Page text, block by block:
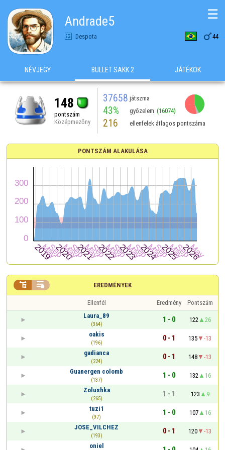
Andrade5
Despota 44
☰
NÉVJEGY BULLET SAKK 2 JÁTÉKOK
148
pontszám
Középmezőny
37658 játszma
43% győzelem (16074)
216 ellenfelek átlagos pontszáma
PONTSZÁM ALAKULÁSA
EREDMÉNYEK
 
Ellenfél Eredmény
Pontszám
Laura_89
(364)
1 - 0 122
26
oakis
(196)
0 - 1 135
-13
gadianca
(224)
0 - 1 148
-13
Guanergen colomb
(137)
1 - 0 132
16
Zolushka
(265)
1 - 1 123
9
tuzi1
(97)
1 - 0 107
16
JOSE_VILCHEZ
(193)
0 - 1 120
-13
oniel